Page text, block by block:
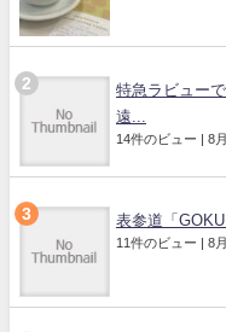
特急ラビュー
遠...
14件のビュー | 8
表参道「
11件のビュー | 8